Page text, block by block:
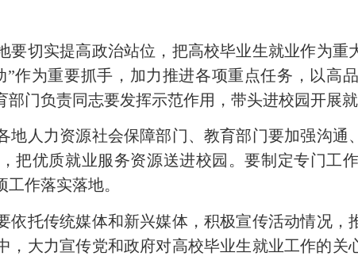
要切实提高政治站位，把高校毕业生就业作为
作为重要抓手，加力推进各项重点任务，以高
门负责同志要发挥示范作用，带头进校园开展
地人力资源社会保障部门、教育部门要加强沟
把优质就业服务资源送进校园。要制定专门工
工作落实落地。
依托传统媒体和新兴媒体，积极宣传活动情况
，大力宣传党和政府对高校毕业生就业工作的关